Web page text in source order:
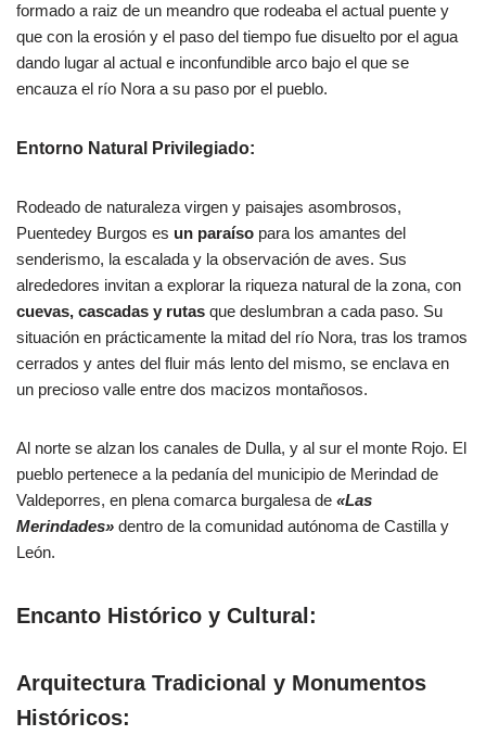
formado a raiz de un meandro que rodeaba el actual puente y
que con la erosión y el paso del tiempo fue disuelto por el agua
dando lugar al actual e inconfundible arco bajo el que se
encauza el río Nora a su paso por el pueblo.
Entorno Natural Privilegiado:
Rodeado de naturaleza virgen y paisajes asombrosos,
Puentedey Burgos es un paraíso para los amantes del
senderismo, la escalada y la observación de aves. Sus
alrededores invitan a explorar la riqueza natural de la zona, con
cuevas, cascadas y rutas que deslumbran a cada paso. Su
situación en prácticamente la mitad del río Nora, tras los tramos
cerrados y antes del fluir más lento del mismo, se enclava en
un precioso valle entre dos macizos montañosos.
Al norte se alzan los canales de Dulla, y al sur el monte Rojo. El
pueblo pertenece a la pedanía del municipio de Merindad de
Valdeporres, en plena comarca burgalesa de «Las
Merindades» dentro de la comunidad autónoma de Castilla y
León.
Encanto Histórico y Cultural:
Arquitectura Tradicional y Monumentos
Históricos: